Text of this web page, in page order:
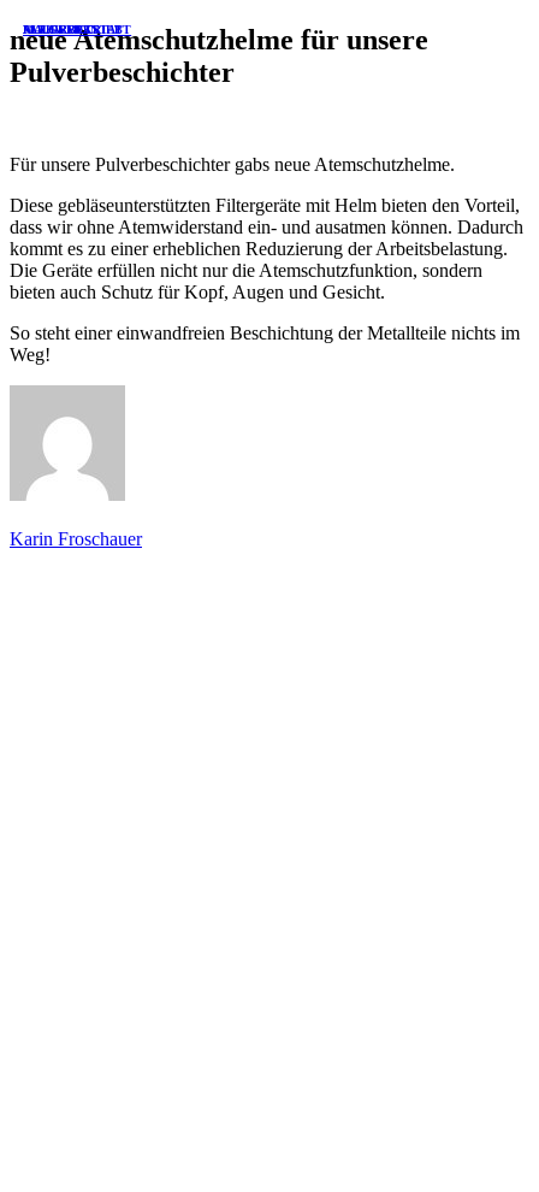
neue Atemschutzhelme für unsere
Pulverbeschichter
Für unsere Pulverbeschichter gabs neue Atemschutzhelme.
Diese gebläseunterstützten Filtergeräte mit Helm bieten den Vorteil,
dass wir ohne Atemwiderstand ein- und ausatmen können. Dadurch
kommt es zu einer erheblichen Reduzierung der Arbeitsbelastung.
Die Geräte erfüllen nicht nur die Atemschutzfunktion, sondern
bieten auch Schutz für Kopf, Augen und Gesicht.
So steht einer einwandfreien Beschichtung der Metallteile nichts im
Weg!
Karin Froschauer
ALLGEMEIN
FARBWERKSTATT
MALERBETRIEB